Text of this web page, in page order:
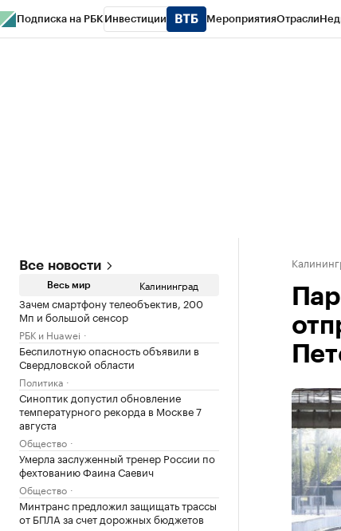
Подписка на РБК Инвестиции МероприятияОтрасли
Все новости
Весь мир Калининград
Зачем смартфону телеобъектив, 200
Мп и большой сенсор
РБК и Huawei
Беспилотную опасность объявили в
Свердловской области
Политика
Синоптик допустил обновление
температурного рекорда в Москве 7
августа
Общество
Умерла заслуженный тренер России по
фехтованию Фаина Саевич
Общество
Минтранс предложил защищать трассы
от БПЛА за счет дорожных бюджетов